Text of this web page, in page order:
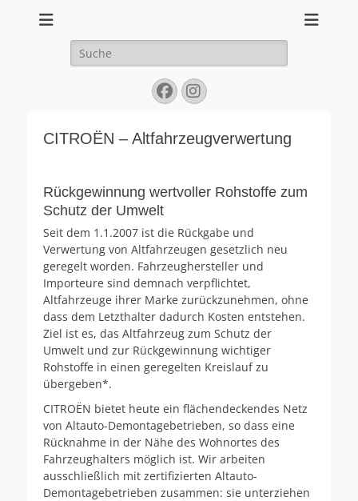
Suche
nach:
Facebook
Instagram
CITROËN – Altfahrzeugverwertung
Rückgewinnung wertvoller Rohstoffe zum
Schutz der Umwelt
Seit dem 1.1.2007 ist die Rückgabe und
Verwertung von Altfahrzeugen gesetzlich neu
geregelt worden. Fahrzeughersteller und
Importeure sind demnach verpflichtet,
Altfahrzeuge ihrer Marke zurückzunehmen, ohne
dass dem Letzthalter dadurch Kosten entstehen.
Ziel ist es, das Altfahrzeug zum Schutz der
Umwelt und zur Rückgewinnung wichtiger
Rohstoffe in einen geregelten Kreislauf zu
übergeben*.
CITROËN bietet heute ein flächendeckendes Netz
von Altauto-Demontagebetrieben, so dass eine
Rücknahme in der Nähe des Wohnortes des
Fahrzeughalters möglich ist. Wir arbeiten
ausschließlich mit zertifizierten Altauto-
Demontagebetrieben zusammen: sie unterziehen